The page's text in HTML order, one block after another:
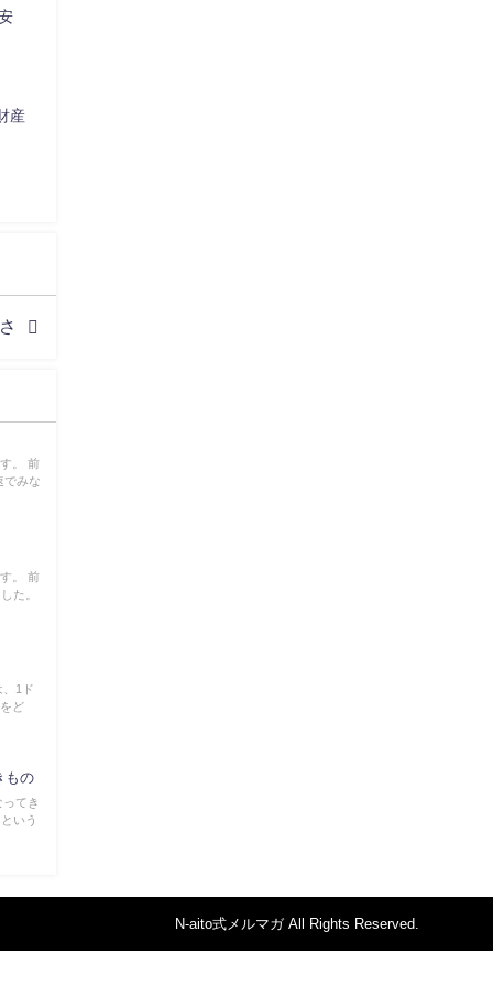
産
。 前
でみな
。 前
た。
1ド
ど
もの
てき
いう
N-aito式メルマガ All Rights Reserved.